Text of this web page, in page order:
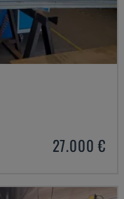
27.000 €